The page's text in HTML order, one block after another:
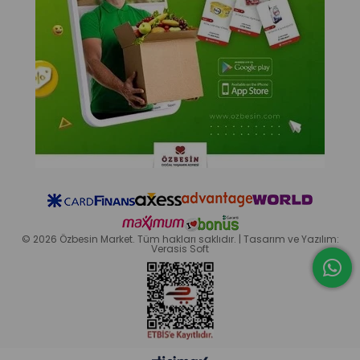
© 2026 Özbesin Market. Tüm hakları saklıdır. | Tasarım ve Yazılım:
Verasis Soft